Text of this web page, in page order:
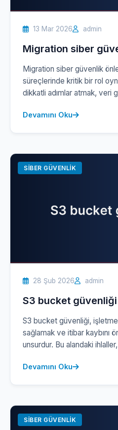
13 Mar 2026 admin
Migration siber
Migration siber güvenlik
süreçlerinde kritik bir rol
dikkatli adımlar atmak, veri
uzman ekibimizle birlikte,
risklerinin artış göstermesi,
uyumluluğu (KVKK/GDPR)
[…]
Devamını Oku
SIBER GÜVENLIK
28 Şub 2026 admin
S3 bucket güvenliği
S3 bucket güvenliği,
sağlamak ve itibar kaybını
unsurdur. Bu alandaki
kayıplara hem de yasal
gerektirir; aynı zamanda
sürekli denetim […]
Devamını Oku
SIBER GÜVENLIK